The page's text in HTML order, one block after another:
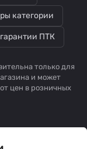
категории
ПТК
только для
и может
цен в розничных